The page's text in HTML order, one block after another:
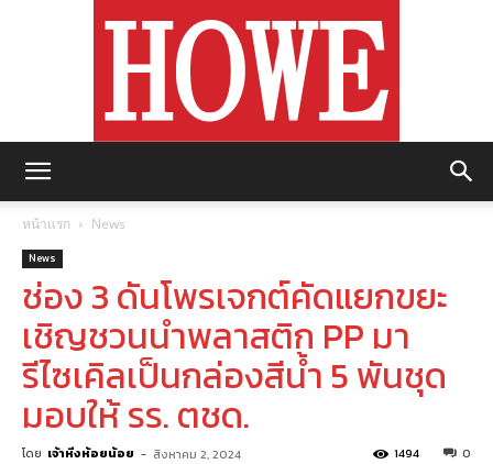
หน้าแรก News
News
ช่อง 3 ดันโพรเจกต์คัดแยกขยะ
เชิญชวนนำพลาสติก PP มา
รีไซเคิลเป็นกล่องสีน้ำ 5 พันชุด
มอบให้ รร. ตชด.
โดย เจ้าหิ่งห้อยน้อย - สิงหาคม 2, 2024 0
1494